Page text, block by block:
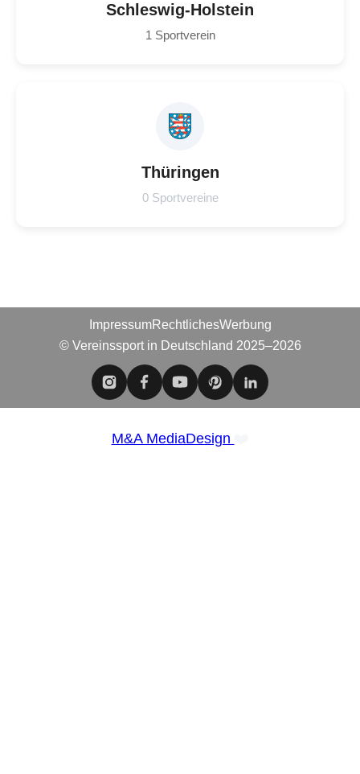
Schleswig-Holstein
1 Sportverein
Thüringen
0 Sportvereine
ImpressumRechtlichesWerbung
© Vereinssport in Deutschland 2025–2026
M&A MediaDesign